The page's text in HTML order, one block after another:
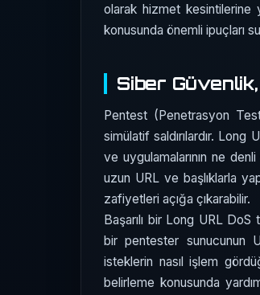
olarak hizmet
konusunda önemli ipuçları
Siber
Pentest (Penetrasyon
simülatif saldırılardır.
ve uygulamalarının ne
uzun URL ve başlıklarla
zafiyetleri açığa çıkarabilir.
Başarılı bir Long URL DoS
bir pentester sunucunun
isteklerin nasıl işlem
belirleme konusunda